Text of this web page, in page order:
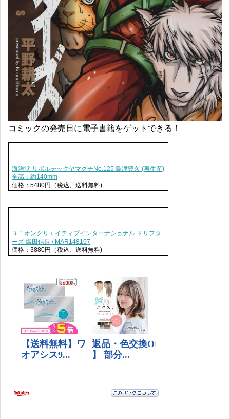
コミックの発売日に電子書籍をゲットできる！
海洋堂 リボルテックヤマグチNo.125 島津豊久 (再生産)
全高：約140mm
価格：5480円（税込、送料無料)
ユニオンクリエイティブインターナショナル ドリフタ
ーズ 織田信長 / MAR148167
価格：3880円（税込、送料無料)